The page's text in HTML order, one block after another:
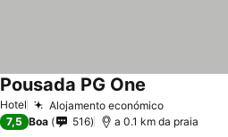
Hotel Alojamento económicoVer preços
Pousada PG One
7,5 Boa 516 a 0.1 km da praia